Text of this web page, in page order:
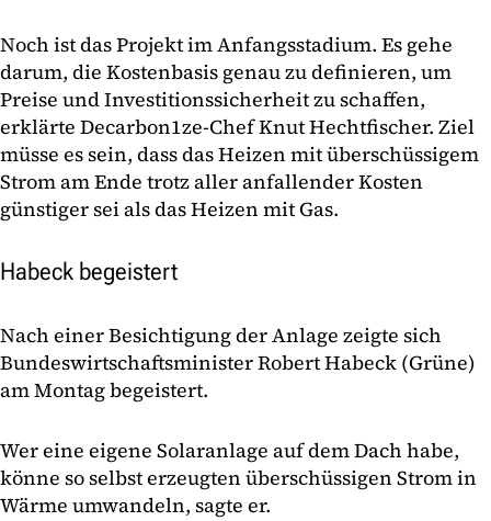
Noch ist das Projekt im Anfangsstadium. Es gehe
darum, die Kostenbasis genau zu definieren, um
Preise und Investitionssicherheit zu schaffen,
erklärte Decarbon1ze-Chef Knut Hechtfischer. Ziel
müsse es sein, dass das Heizen mit überschüssigem
Strom am Ende trotz aller anfallender Kosten
günstiger sei als das Heizen mit Gas.
Habeck begeistert
Nach einer Besichtigung der Anlage zeigte sich
Bundeswirtschaftsminister Robert Habeck (Grüne)
am Montag begeistert.
Wer eine eigene Solaranlage auf dem Dach habe,
könne so selbst erzeugten überschüssigen Strom in
Wärme umwandeln, sagte er.